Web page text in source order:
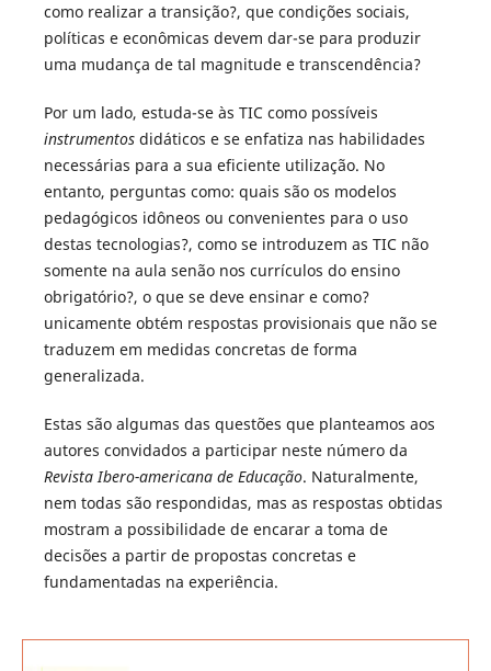
como realizar a transição?, que condições sociais,
políticas e econômicas devem dar-se para produzir
uma mudança de tal magnitude e transcendência?
Por um lado, estuda-se às TIC como possíveis
instrumentosdidáticos e se enfatiza nas habilidades
necessárias para a sua eficiente utilização. No
entanto, perguntas como: quais são os modelos
pedagógicos idôneos ou convenientes para o uso
destas tecnologias?, como se introduzem as TIC não
somente na aula senão nos currículos do ensino
obrigatório?, o que se deve ensinar e como?
unicamente obtém respostas provisionais que não se
traduzem em medidas concretas de forma
generalizada.
Estas são algumas das questões que planteamos aos
autores convidados a participar neste número da
Revista Ibero-americana de Educação. Naturalmente,
nem todas são respondidas, mas as respostas obtidas
mostram a possibilidade de encarar a toma de
decisões a partir de propostas concretas e
fundamentadas na experiência.